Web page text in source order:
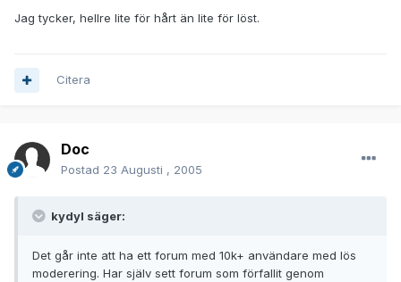
Jag tycker, hellre lite för hårt än lite för löst.
Citera
Doc
Postad 23 Augusti , 2005
kydyl säger:
Det går inte att ha ett forum med 10k+ användare med lös
moderering. Har själv sett forum som förfallit genom